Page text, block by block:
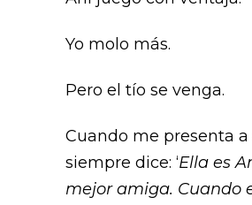
Yo molo más.
Pero el tío se venga.
Cuando me presenta
siempre dice: ‘Ella es
mejor amiga. Cuando